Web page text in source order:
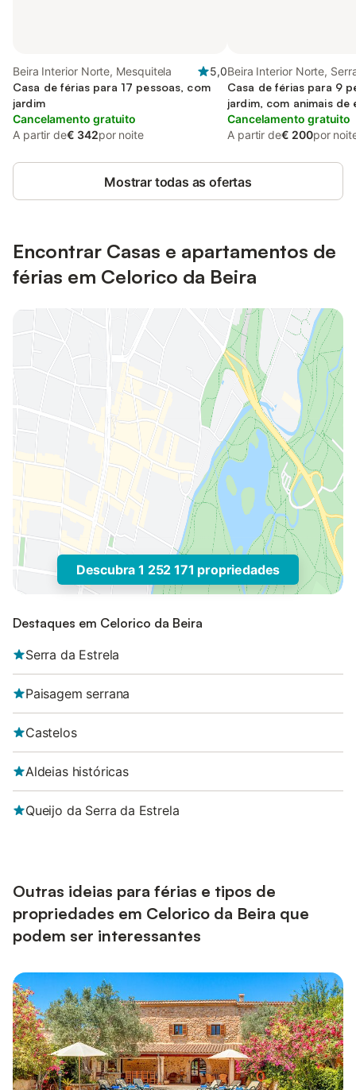
Beira Interior Norte, Mesquitela
5,0
Casa de férias para 17 pessoas, com
jardim
Cancelamento gratuito
A partir de€ 342por noite
Beira Interior Norte,
Estrela
Casa de férias para 9
jardim, com animais de
Cancelamento gratuito
A partir de€ 200por
Mostrar todas as ofertas
Encontrar Casas e apartamentos de
férias em Celorico da Beira
Descubra 1 252 171 propriedades
Destaques em Celorico da Beira
Serra da Estrela
Paisagem serrana
Castelos
Aldeias históricas
Queijo da Serra da Estrela
Outras ideias para férias e tipos de
propriedades em Celorico da Beira que
podem ser interessantes